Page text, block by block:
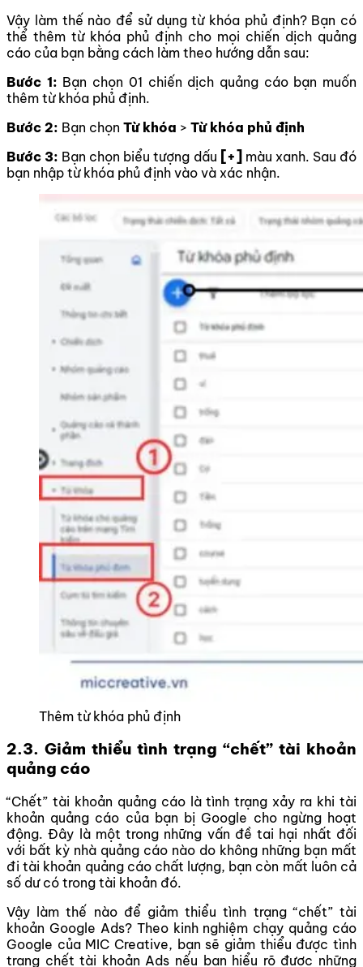
Vậy làm thế nào để sử dụng từ khóa phủ định? Bạn có
thể thêm từ khóa phủ định cho mọi chiến dịch quảng
cáo của bạn bằng cách làm theo hướng dẫn sau:
Bước 1: Bạn chọn 01 chiến dịch quảng cáo bạn muốn
thêm từ khóa phủ định.
Bước 2: Bạn chọn Từ khóa > Từ khóa phủ định
Bước 3: Bạn chọn biểu tượng dấu [+] màu xanh. Sau đó
bạn nhập từ khóa phủ định vào và xác nhận.
Thêm từ khóa phủ định
2.3. Giảm thiểu tình trạng “chết” tài khoản
quảng cáo
“Chết” tài khoản quảng cáo là tình trạng xảy ra khi tài
khoản quảng cáo của bạn bị Google cho ngừng hoạt
động. Đây là một trong những vấn đề tai hại nhất đối
với bất kỳ nhà quảng cáo nào do không những bạn mất
đi tài khoản quảng cáo chất lượng, bạn còn mất luôn cả
số dư có trong tài khoản đó.
Vậy làm thế nào để giảm thiểu tình trạng “chết” tài
khoản Google Ads? Theo kinh nghiệm chạy quảng cáo
Google của MIC Creative, bạn sẽ giảm thiểu được tình
trạng chết tài khoản Ads nếu bạn hiểu rõ được những